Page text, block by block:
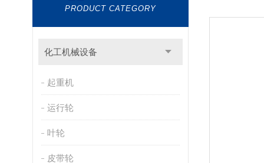
PRODUCT CATEGORY
化工机械设备
起重机
运行轮
叶轮
皮带轮